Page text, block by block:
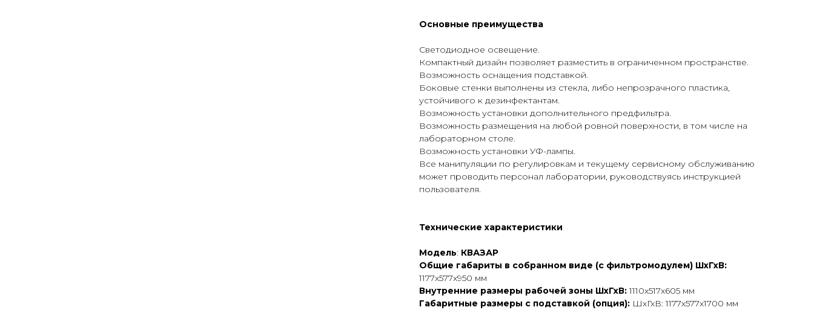
Основные преимущества
Светодиодное освещение.
Компактный дизайн позволяет разместить в ограниченном пространстве.
Возможность оснащения подставкой.
Боковые стенки выполнены из стекла, либо непрозрачного пластика,
устойчивого к дезинфектантам.
Возможность установки дополнительного предфильтра.
Возможность размещения на любой ровной поверхности, в том числе на
лабораторном столе.
Возможность установки УФ-лампы.
Все манипуляции по регулировкам и текущему сервисному обслуживанию
может проводить персонал лаборатории, руководствуясь инструкцией
пользователя.
Технические характеристики
Модель: КВАЗАР
Общие габариты в собранном виде (с фильтромодулем) ШхГхВ:
1177х577х950 мм
Внутренние размеры рабочей зоны ШхГхВ:1110х517х605 мм
Габаритные размеры с подставкой (опция): ШхГхВ: 1177х577х1700 мм